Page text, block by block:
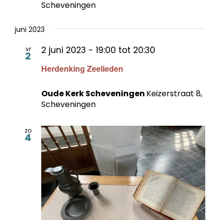
Scheveningen
juni 2023
vr
2
Herdenking Zeelieden
2 juni 2023 - 19:00 tot 20:30
Oude Kerk Scheveningen Keizerstraat 8,
Scheveningen
zo
4